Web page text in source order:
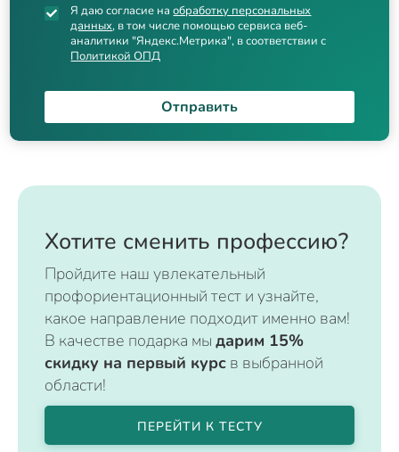
Я даю согласие наобработку персональных
данных, в том числе помощью сервиса веб-
аналитики "Яндекс.Метрика", в соответствии с
Политикой ОПД
Отправить
Хотите сменить профессию?
Пройдите наш увлекательный
профориентационный тест и узнайте,
какое направление подходит именно вам!
В качестве подарка мы дарим 15%
скидку на первый курс в выбранной
области!
ПЕРЕЙТИ К ТЕСТУ